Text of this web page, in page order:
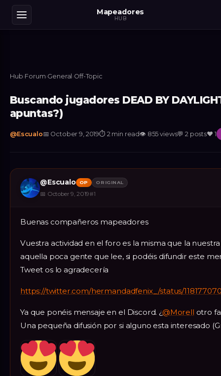
Mapeadores
HUB
Hub›Forum›General ›Off-Topic
Buscando jugadores DEAD BY
apuntas?)
@Escualo📅 October 9, 2019⏱ 2 min read👁 855 views💬2 posts❤️ 1
@Escualo OP ORIGINAL
📅 October 9, 2019#1
Buenas compañeros mapeadores
Vuestra actividad en el foro es la misma que la
aquella poca gente que lee, si podéis difundir este
Tweet os lo agradecería
https://twitter.com/hermandadfenix_/status/
Ya que ponéis mensaje en el Discord. ¿@Morell otro
Una pequeña difusión por si alguno esta interesado